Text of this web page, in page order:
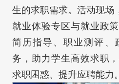
生的求职需求。活动现场
就业体验专区与就业政
简历指导、职业测评、
务，助力学生高效求职
求职困惑、提升应聘能力。